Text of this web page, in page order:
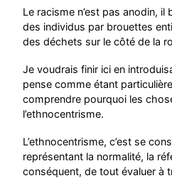
Le racisme n’est pas anodin,
des individus par brouettes
des déchets sur le côté de la
Je voudrais finir ici en
pense comme étant
comprendre pourquoi les
l’ethnocentrisme.
L’ethnocentrisme, c’est se
représentant la normalité, la
conséquent, de tout évaluer à